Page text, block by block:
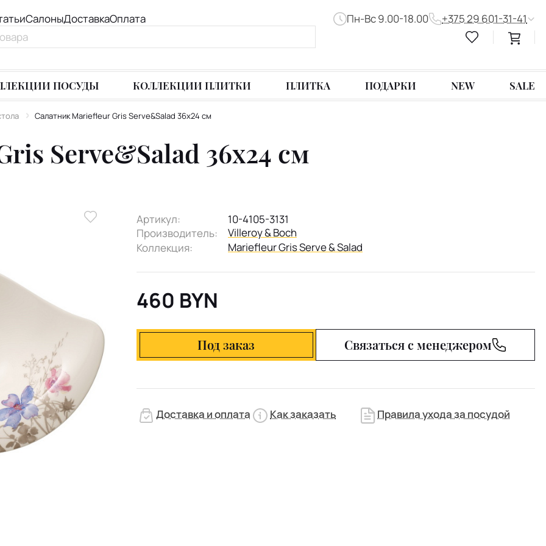
СалоныДоставкаОплата Пн-Вс 9.00-18.00 +375 29 601-31-41
ПОСУДЫ КОЛЛЕКЦИИ ПЛИТКИ ПЛИТКА ПОДАРКИ NEW SALE
Салатник Mariefleur Gris Serve&Salad 36х24 см
Serve&Salad 36х24 см
Артикул:
10-4105-3131
Производитель:
Villeroy & Boch
Коллекция:
Mariefleur Gris Serve & Salad
460 BYN
Под заказ Связаться с менеджером
Доставка и оплата Как заказать Правила ухода за посудой